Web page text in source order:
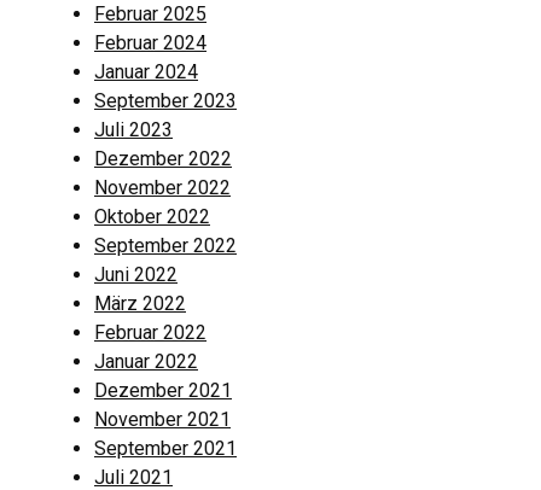
Februar 2025
Februar 2024
Januar 2024
September 2023
Juli 2023
Dezember 2022
November 2022
Oktober 2022
September 2022
Juni 2022
März 2022
Februar 2022
Januar 2022
Dezember 2021
November 2021
September 2021
Juli 2021